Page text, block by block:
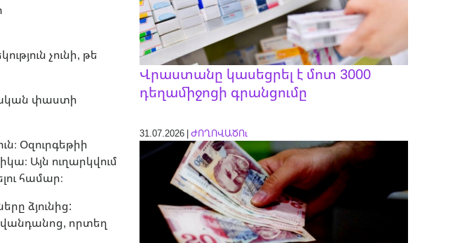
չունի, թե
փաստի
Օզուրգեթիի
Այն ուղարկվում
համար։
ձյունից:
որտեղ
Վրաստանը կասեցրել է մոտ 3000
դեղամիջոցի գրանցումը
31.07.2026 |ԺՈՂՈՎԱԾՈւ